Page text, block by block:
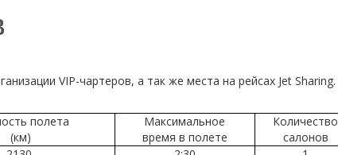
VIP-чартеров, а так же места на рейсах Jet Sharing.
полета
(км)
Maксимальное
время в полете
Количество
салонов